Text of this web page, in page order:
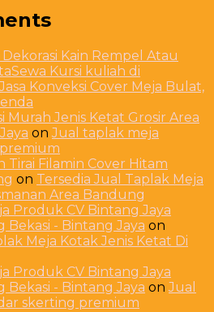
Dekorasi Kain Rempel Atau
Kursi kuliah di
Jasa Konveksi Cover Meja Bulat,
Murah Jenis Ketat Grosir Area
onJual taplak meja
Tirai Filamin Cover Hitam
on Tersedia Jual Taplak Meja
Area Bandung
Produk CV Bintang Jaya
Bekasi - Bintang Jaya on
Meja Kotak Jenis Ketat Di
Produk CV Bintang Jaya
Bekasi - Bintang Jaya onJual
skerting premium